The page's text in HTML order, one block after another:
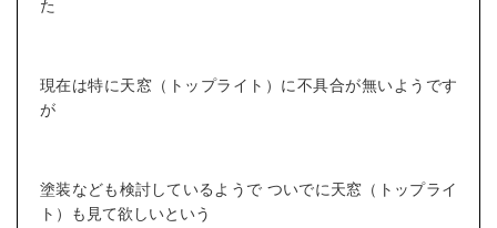
た
現在は特に天窓（トップライト）に不具合が無いようです
が
塗装なども検討しているようで ついでに天窓（トップライ
ト）も見て欲しいという